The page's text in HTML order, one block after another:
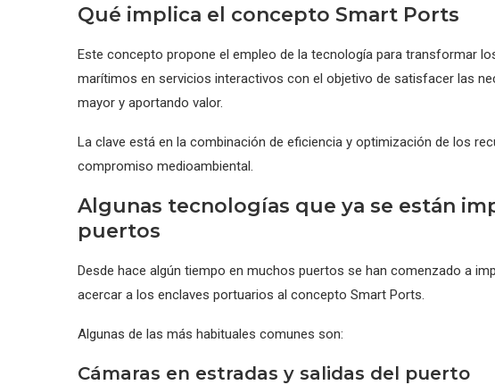
Qué implica el concepto Smart Ports
Este concepto propone el empleo de la tecnología para transformar
marítimos en servicios interactivos con el objetivo de satisfacer las
mayor y aportando valor.
La clave está en la combinación de eficiencia y optimización de los
compromiso medioambiental.
Algunas tecnologías que ya se están
puertos
Desde hace algún tiempo en muchos puertos se han comenzado a
acercar a los enclaves portuarios al concepto Smart Ports.
Algunas de las más habituales comunes son:
Cámaras en estradas y salidas del puerto